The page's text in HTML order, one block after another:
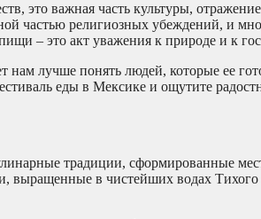
это важная часть культуры,
частью религиозных убеждений, и
– это акт уважения к природе и к
нам лучше понять людей, которые ее
еды в Мексике и ощутите
традиции, сформированные
выращенные в чистейших водах